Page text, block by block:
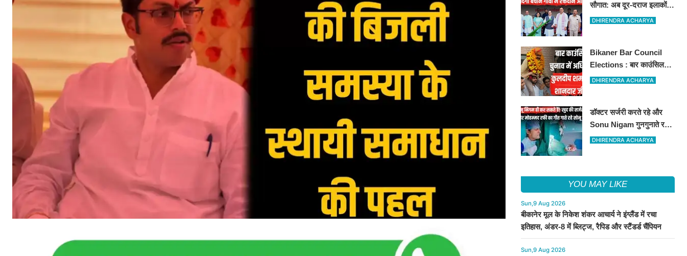
सौगात: अब दूर-दराज इलाकों
तक पहुंचेगी रक्तदान की सुविधा,
DHIRENDRA ACHARYA
Bikaner Bar Council
Elections : बार काउंसिल
ऑफ राजस्थान चुनाव में
DHIRENDRA ACHARYA
डॉक्टर सर्जरी करते रहे और
Sonu Nigam गुनगुनाते रहे
'सुहानी रात ढल चुकी...',
DHIRENDRA ACHARYA
YOU MAY LIKE
Sun,9 Aug 2026
बीकानेर मूल के निकेश शंकर आचार्य ने इंग्लैंड में रचा
इतिहास, अंडर-8 में ब्लिट्ज, रैपिड और स्टैंडर्ड चैंपियन
Sun,9 Aug 2026